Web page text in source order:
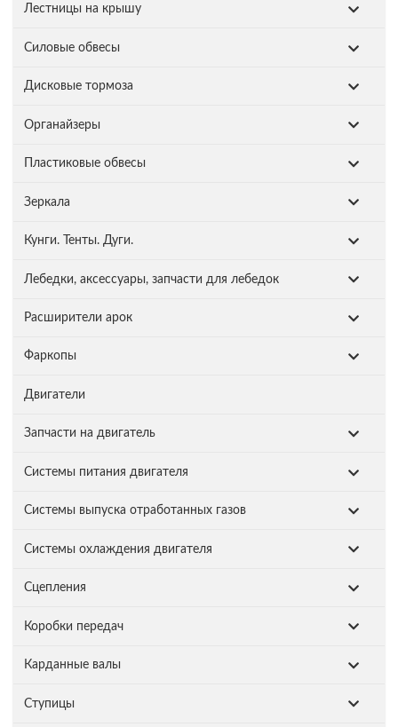
Лестницы на крышу
Силовые обвесы
Дисковые тормоза
Органайзеры
Пластиковые обвесы
Зеркала
Кунги. Тенты. Дуги.
Лебедки, аксессуары, запчасти для лебедок
Расширители арок
Фаркопы
Двигатели
Запчасти на двигатель
Системы питания двигателя
Системы выпуска отработанных газов
Системы охлаждения двигателя
Сцепления
Коробки передач
Карданные валы
Ступицы